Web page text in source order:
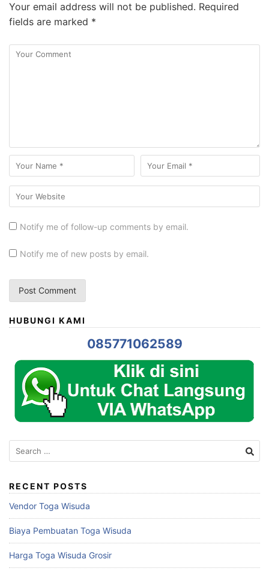
Your email address will not be published. Required
fields are marked *
Notify me of follow-up comments by email.
Notify me of new posts by email.
HUBUNGI KAMI
085771062589
Search
for:
RECENT POSTS
Vendor Toga Wisuda
Biaya Pembuatan Toga Wisuda
Harga Toga Wisuda Grosir